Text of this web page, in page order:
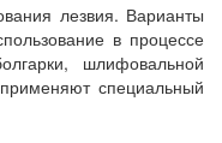
лезвия. Варианты
в процессе
шлифовальной
специальный